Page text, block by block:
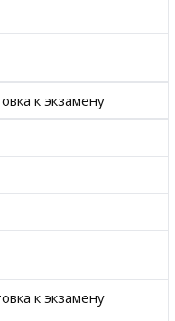
к экзамену
к экзамену